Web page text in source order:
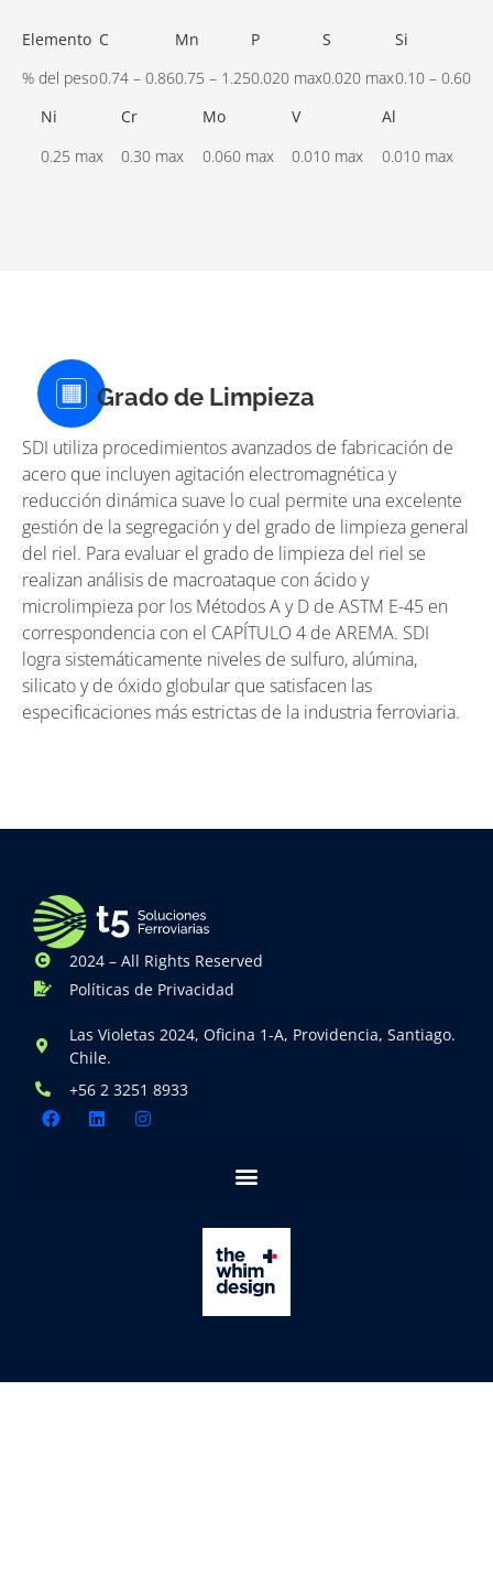
Elemento
% del peso
C
0.74 – 0.86
Mn
0.75 – 1.25
P
0.020 max
S
0.020 max
Si
0.10 – 0.60
Ni
0.25 max
Cr
0.30 max
Mo
0.060 max
V
0.010 max
Al
0.010 max
Grado de Limpieza
SDI utiliza procedimientos avanzados de fabricación de
acero que incluyen agitación electromagnética y
reducción dinámica suave lo cual permite una excelente
gestión de la segregación y del grado de limpieza general
del riel. Para evaluar el grado de limpieza del riel se
realizan análisis de macroataque con ácido y
microlimpieza por los Métodos A y D de ASTM E-45 en
correspondencia con el CAPÍTULO 4 de AREMA. SDI
logra sistemáticamente niveles de sulfuro, alúmina,
silicato y de óxido globular que satisfacen las
especificaciones más estrictas de la industria ferroviaria.
2024 – All Rights Reserved
Políticas de Privacidad
Las Violetas 2024, Oficina 1-A, Providencia, Santiago.
Chile.
+56 2 3251 8933